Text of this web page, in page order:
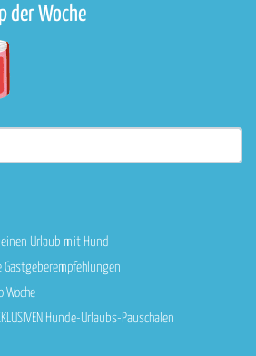
der Woche
Urlaub mit Hund
Gastgeberempfehlungen
Woche
Hunde-Urlaubs-Pauschalen